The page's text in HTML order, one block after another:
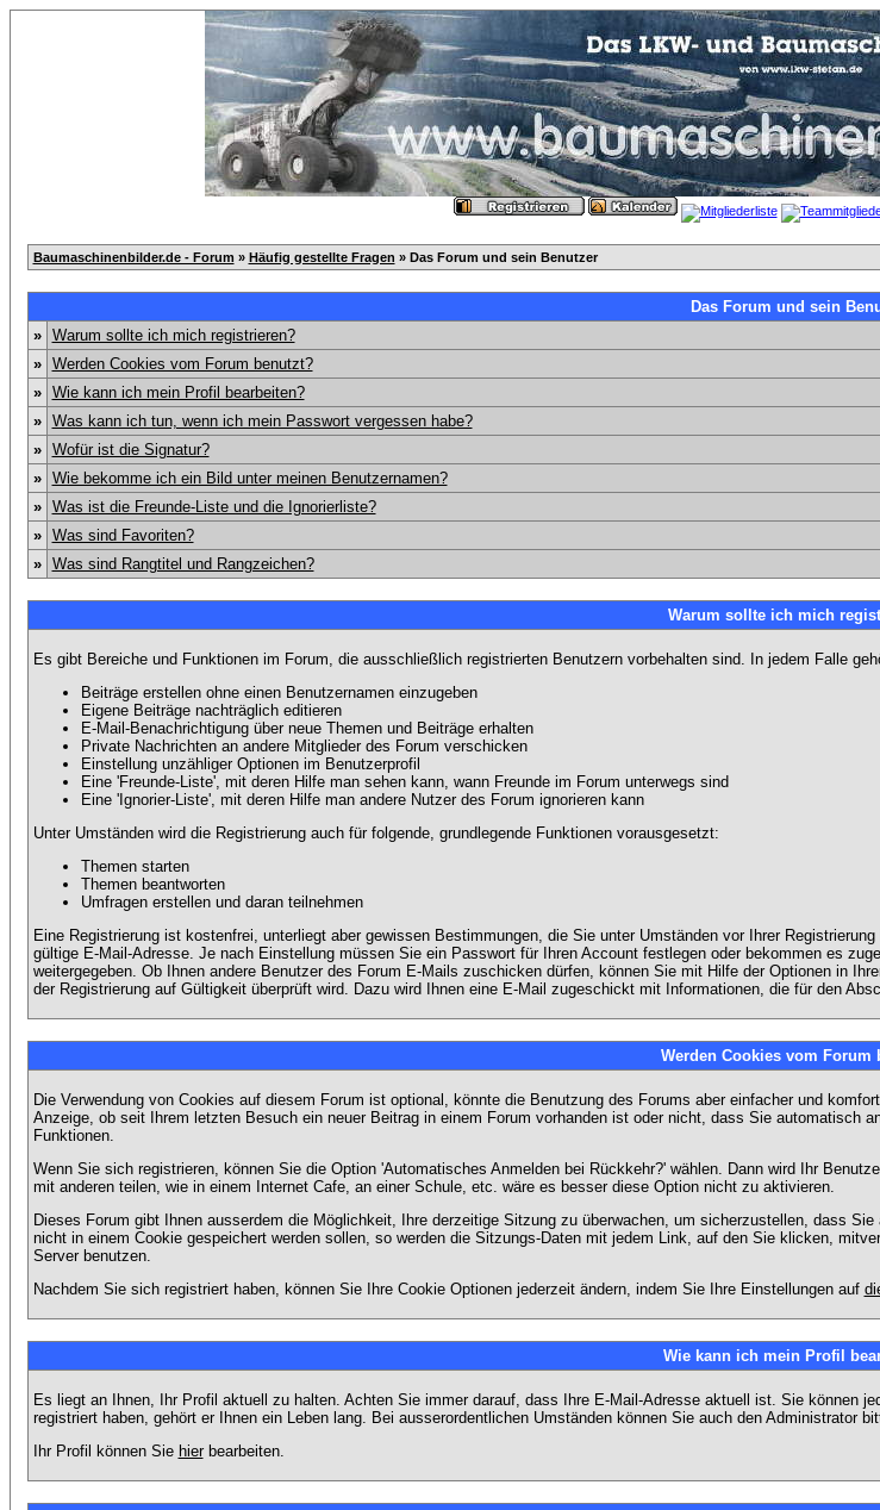
Baumaschinenbilder.de - Forum » Häufig gestellte Fragen » Das Forum und sein Benutzer
Das Forum und sein
»
Warum sollte ich mich registrieren?
»
Werden Cookies vom Forum benutzt?
»
Wie kann ich mein Profil bearbeiten?
»
Was kann ich tun, wenn ich mein Passwort vergessen habe?
»
Wofür ist die Signatur?
»
Wie bekomme ich ein Bild unter meinen Benutzernamen?
»
Was ist die Freunde-Liste und die Ignorierliste?
»
Was sind Favoriten?
»
Was sind Rangtitel und Rangzeichen?
Warum sollte ich mich
Es gibt Bereiche und Funktionen im Forum, die ausschließlich registrierten Benutzern vorbehalten sind. In jedem Falle
Beiträge erstellen ohne einen Benutzernamen einzugeben
Eigene Beiträge nachträglich editieren
E-Mail-Benachrichtigung über neue Themen und Beiträge erhalten
Private Nachrichten an andere Mitglieder des Forum verschicken
Einstellung unzähliger Optionen im Benutzerprofil
Eine 'Freunde-Liste', mit deren Hilfe man sehen kann, wann Freunde im Forum unterwegs sind
Eine 'Ignorier-Liste', mit deren Hilfe man andere Nutzer des Forum ignorieren kann
Unter Umständen wird die Registrierung auch für folgende, grundlegende Funktionen vorausgesetzt:
Themen starten
Themen beantworten
Umfragen erstellen und daran teilnehmen
Eine Registrierung ist kostenfrei, unterliegt aber gewissen Bestimmungen, die Sie unter Umständen vor Ihrer
gültige E-Mail-Adresse. Je nach Einstellung müssen Sie ein Passwort für Ihren Account festlegen oder bekommen es
weitergegeben. Ob Ihnen andere Benutzer des Forum E-Mails zuschicken dürfen, können Sie mit Hilfe der Optionen in
der Registrierung auf Gültigkeit überprüft wird. Dazu wird Ihnen eine E-Mail zugeschickt mit Informationen, die für den
Werden Cookies vom Forum
Die Verwendung von Cookies auf diesem Forum ist optional, könnte die Benutzung des Forums aber einfacher und
Anzeige, ob seit Ihrem letzten Besuch ein neuer Beitrag in einem Forum vorhanden ist oder nicht, dass Sie automatisch
Funktionen.
Wenn Sie sich registrieren, können Sie die Option 'Automatisches Anmelden bei Rückkehr?' wählen. Dann wird Ihr
mit anderen teilen, wie in einem Internet Cafe, an einer Schule, etc. wäre es besser diese Option nicht zu aktivieren.
Dieses Forum gibt Ihnen ausserdem die Möglichkeit, Ihre derzeitige Sitzung zu überwachen, um sicherzustellen, dass
nicht in einem Cookie gespeichert werden sollen, so werden die Sitzungs-Daten mit jedem Link, auf den Sie klicken,
Server benutzen.
Nachdem Sie sich registriert haben, können Sie Ihre Cookie Optionen jederzeit ändern, indem Sie Ihre Einstellungen auf
Wie kann ich mein Profil
Es liegt an Ihnen, Ihr Profil aktuell zu halten. Achten Sie immer darauf, dass Ihre E-Mail-Adresse aktuell ist. Sie können
registriert haben, gehört er Ihnen ein Leben lang. Bei ausserordentlichen Umständen können Sie auch den Administrator
Ihr Profil können Sie hierbearbeiten.